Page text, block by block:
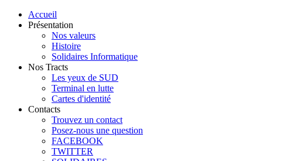
Accueil
Présentation
Nos valeurs
Histoire
Solidaires Informatique
Nos Tracts
Les yeux de SUD
Terminal en lutte
Cartes d'identité
Contacts
Trouvez un contact
Posez-nous une question
FACEBOOK
TWITTER